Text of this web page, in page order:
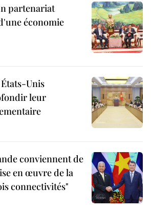
partenariat
économie
Unis
leur
conviennent de
en œuvre de la
connectivités"